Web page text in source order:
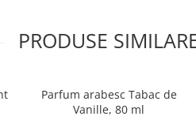
PRODUSE
Parfum arabesc Tabac de
Vanille, 80 ml